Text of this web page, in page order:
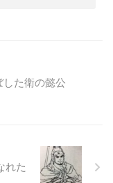
た衛の懿公
れた